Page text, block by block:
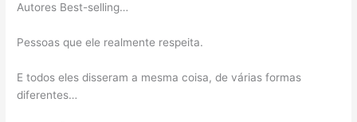
Autores Best-selling…
Pessoas que ele realmente respeita.
E todos eles disseram a mesma coisa, de várias formas
diferentes…